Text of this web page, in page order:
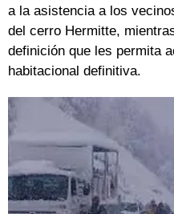
a la asistencia a los
del cerro Hermitte,
definición que les permita
habitacional definitiva.